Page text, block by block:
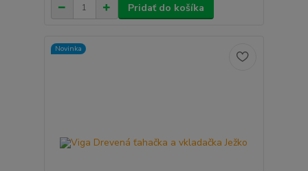
Pridať do košíka
Novinka